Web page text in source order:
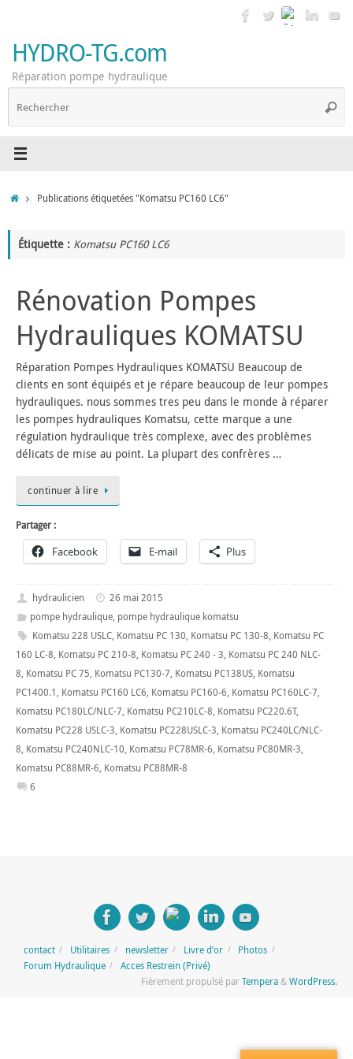
contenu
HYDRO-TG.com
Réparation pompe hydraulique
AccueilPublications étiquetées "Komatsu PC160 LC6"
Étiquette : Komatsu PC160 LC6
Rénovation Pompes
Hydrauliques KOMATSU
Réparation Pompes Hydrauliques KOMATSU Beaucoup de
clients en sont équipés et je répare beaucoup de leur pompes
hydrauliques. nous sommes tres peu dans le monde à réparer
les pompes hydrauliques Komatsu, cette marque a une
régulation hydraulique très complexe, avec des problèmes
délicats de mise au point. La plupart des confrères …
continuer à lire
Partager :
Facebook E-mail Plus
hydraulicien
26 mai 2015
pompe hydraulique, pompe hydraulique komatsu
Komatsu 228 USLC, Komatsu PC 130, Komatsu PC 130-8, Komatsu PC
160 LC-8, Komatsu PC 210-8, Komatsu PC 240 - 3, Komatsu PC 240 NLC-
8, Komatsu PC 75, Komatsu PC130-7, Komatsu PC138US, Komatsu
PC1400.1, Komatsu PC160 LC6, Komatsu PC160-6, Komatsu PC160LC-7,
Komatsu PC180LC/NLC-7, Komatsu PC210LC-8, Komatsu PC220.6T,
Komatsu PC228 USLC-3, Komatsu PC228USLC-3, Komatsu PC240LC/NLC-
8, Komatsu PC240NLC-10, Komatsu PC78MR-6, Komatsu PC80MR-3,
Komatsu PC88MR-6, Komatsu PC88MR-8
6
contact Utilitaires newsletter Livre d’or
Photos
Forum Hydraulique
Acces Restrein (Privé)
Fièrement propulsé parTempera&WordPress.